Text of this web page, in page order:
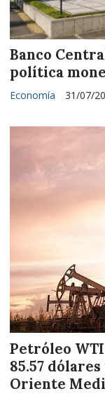
Banco
política
Economía 31/07/
Petróleo WTI
85.57
Oriente